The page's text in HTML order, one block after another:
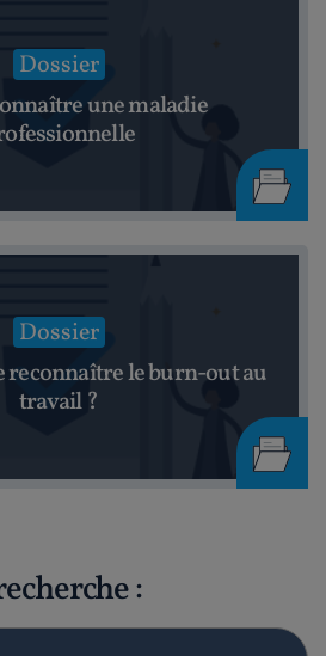
Dossier
une maladie
Dossier
reconnaître le burn-out au
travail ?
: